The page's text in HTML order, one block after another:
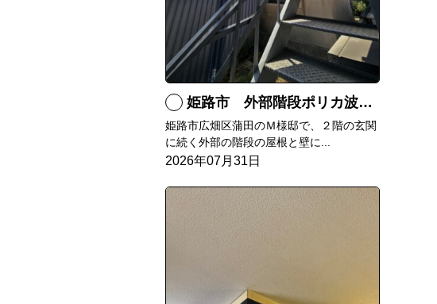
姫路市 外部階段ポリカ波板張替工事
姫路市広畑区蒲田のＭ様邸で、２階の玄関
に続く外部の階段の屋根と壁に...
2026年07月31日